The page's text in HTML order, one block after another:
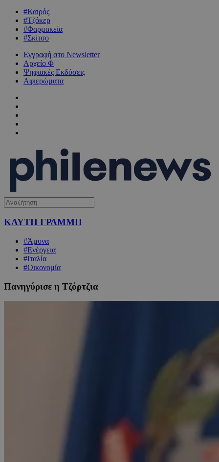
#Καιρός
#Τζόκερ
#Φαρμακεία
#Σκίτσο
Εγγραφή στο Newsletter
Αρχείο Φ
Ψηφιακές Εκδόσεις
Αφιερώματα
ΚΑΥΤΗ ΓΡΑΜΜΗ
#Άμυνα
#Ενέργεια
#Ιταλία
#Οικονομία
Πανηγύρισε η Τζόρτζια